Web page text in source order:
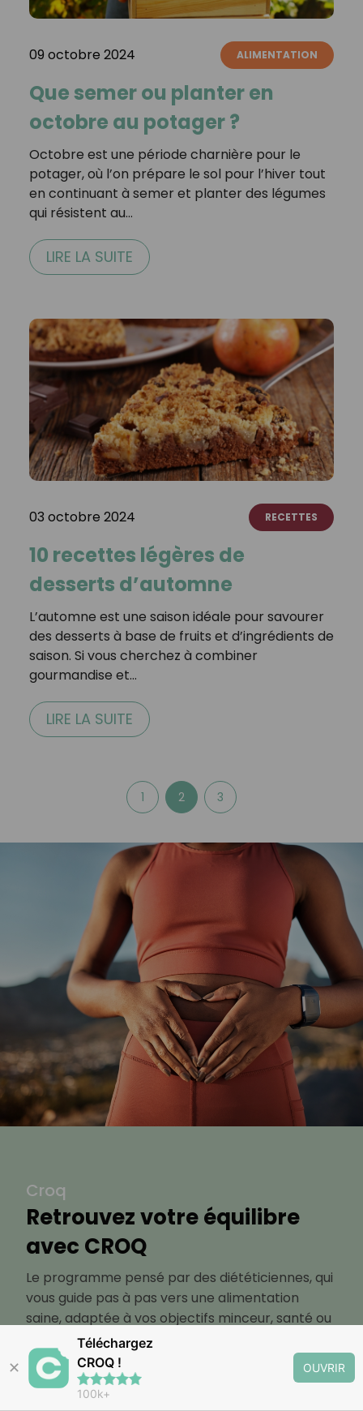
09 octobre 2024 ALIMENTATION
Que semer ou planter en
octobre au potager ?
Octobre est une période charnière pour le
potager, où l’on prépare le sol pour l’hiver tout
en continuant à semer et planter des légumes
qui résistent au…
LIRE LA SUITE
03 octobre 2024 RECETTES
10 recettes légères de
desserts d’automne
L’automne est une saison idéale pour savourer
des desserts à base de fruits et d’ingrédients de
saison. Si vous cherchez à combiner
gourmandise et…
LIRE LA SUITE
1 2 3
Croq
Retrouvez votre équilibre
avec CROQ
Le programme pensé par des diététiciennes, qui
vous guide pas à pas vers une alimentation
saine, adaptée à vos objectifs minceur, santé ou
bien-être
Découvrir
✕
Téléchargez
CROQ !
100k+
OUVRIR